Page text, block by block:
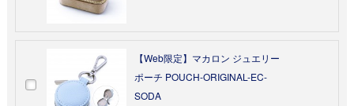
【Web限定】マカロン ジュエリー
ポーチ POUCH-ORIGINAL-EC-
SODA